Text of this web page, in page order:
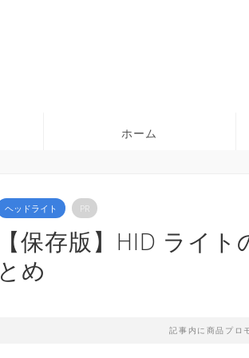
ホーム
ヘッドライト PR
【保存版】HID ライ
とめ
記事内に商品プロ